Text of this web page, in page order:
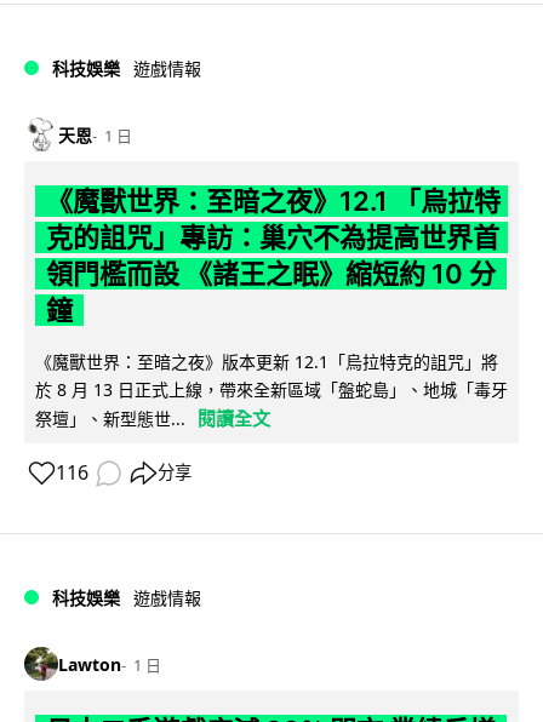
科技娛樂 遊戲情報
天恩 1 日
《魔獸世界：至暗之夜》12.1 「烏拉特
克的詛咒」專訪：巢穴不為提高世界首
領門檻而設 《諸王之眠》縮短約 10 分
鐘
《魔獸世界：至暗之夜》版本更新 12.1「烏拉特克的詛咒」將
於 8 月 13 日正式上線，帶來全新區域「盤蛇島」、地城「毒牙
祭壇」、新型態世...
閱讀全文
116 分享
科技娛樂 遊戲情報
Lawton 1 日